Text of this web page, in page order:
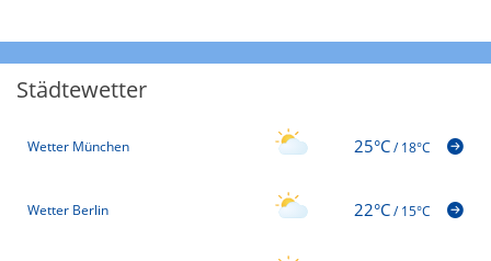
Städtewetter
Wetter München 25°C/18°C
Wetter Berlin 22°C/15°C